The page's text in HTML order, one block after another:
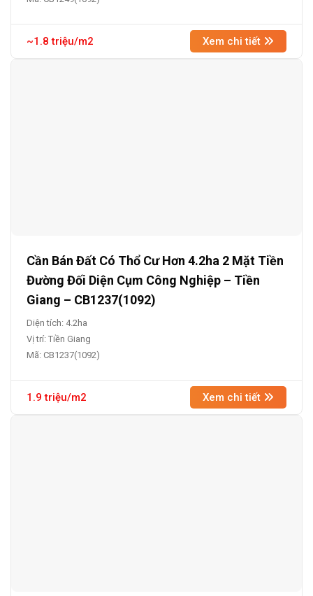
~1.8 triệu/m2 Xem chi tiết
Cần Bán Đất Có Thổ Cư Hơn 4.2ha 2 Mặt Tiền
Đường Đối Diện Cụm Công Nghiệp – Tiền
Giang – CB1237(1092)
Diện tích: 4.2ha
Vị trí: Tiền Giang
Mã: CB1237(1092)
1.9 triệu/m2 Xem chi tiết